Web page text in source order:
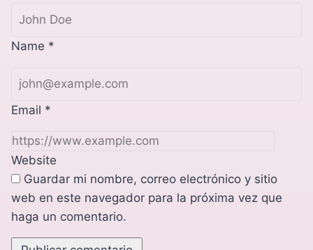
Name *
Email *
Website
Guardar mi nombre, correo electrónico y sitio
web en este navegador para la próxima vez que
haga un comentario.